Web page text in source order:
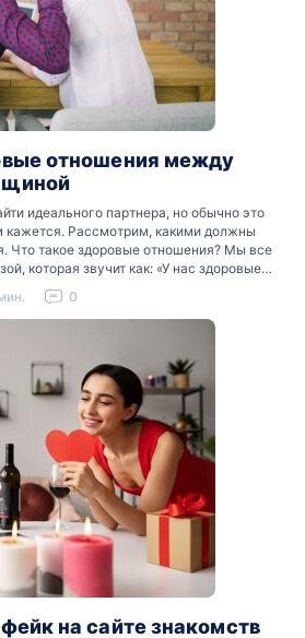
отношения между
идеального партнера, но обычно это
кажется. Рассмотрим, какими должны
Что такое здоровые отношения? Мы все
которая звучит как: «У нас здоровые
0
на сайте знакомств